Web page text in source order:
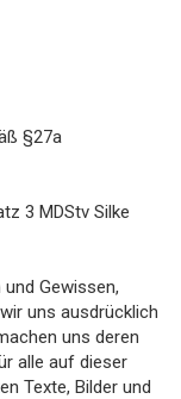
§27a
3 MDStv Silke
Gewissen,
uns ausdrücklich
uns deren
alle auf dieser
Texte, Bilder und